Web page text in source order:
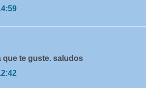
que te guste. saludos